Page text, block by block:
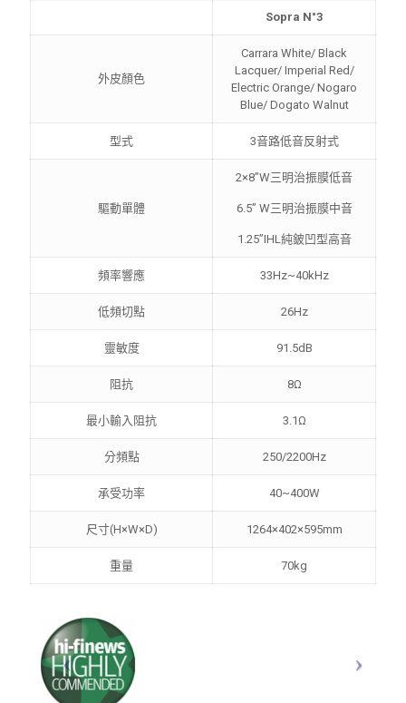
Sopra N°3
外皮顏色
Carrara White/ Black
Lacquer/ Imperial Red/
Electric Orange/ Nogaro
Blue/ Dogato Walnut
型式 3音路低音反射式
驅動單體
2×8”W三明治振膜低音
6.5” W三明治振膜中音
1.25”IHL純鈹凹型高音
頻率響應 33Hz~40kHz
低頻切點 26Hz
靈敏度 91.5dB
阻抗 8Ω
最小輸入阻抗 3.1Ω
分頻點 250/2200Hz
承受功率 40~400W
尺寸(H×W×D) 1264×402×595mm
重量 70kg